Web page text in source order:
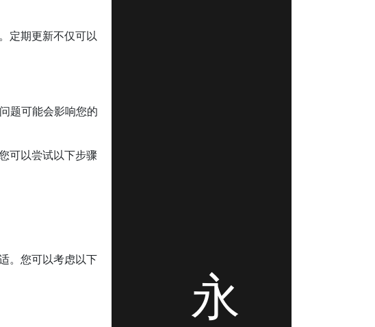
定期更新不仅可以
题可能会影响您的
可以尝试以下步骤
。您可以考虑以下
永